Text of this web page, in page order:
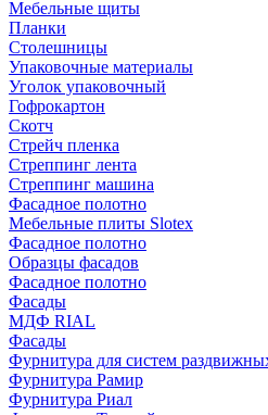
Мебельные щиты
Планки
Столешницы
Упаковочные материалы
Уголок упаковочный
Гофрокартон
Скотч
Стрейч пленка
Стреппинг лента
Стреппинг машина
Фасадное полотно
Мебельные плиты Slotex
Фасадное полотно
Образцы фасадов
Фасадное полотно
Фасады
МДФ RIAL
Фасады
Фурнитура для систем
Фурнитура Рамир
Фурнитура Риал